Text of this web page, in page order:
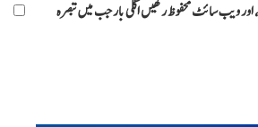
ویب سائٹ محفوظ رکھیں اگلی بار جب میں تبصرہ